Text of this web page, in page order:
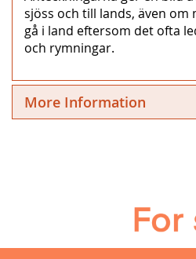
sjöss och till lands, även om
gå i land eftersom det ofta
och rymningar.
More Information